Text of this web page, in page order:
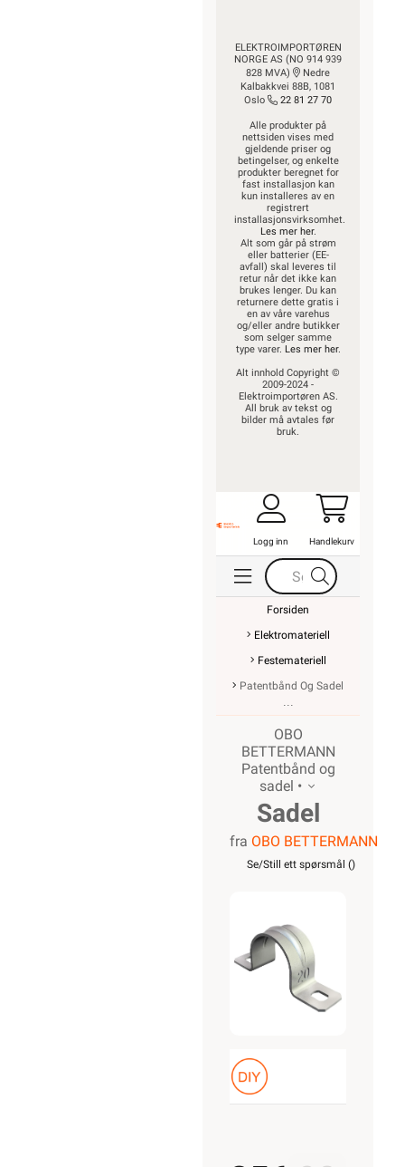
ELEKTROIMPORTØREN
NORGE AS (NO 914 939
828 MVA)
Nedre
Kalbakkvei 88B, 1081
Oslo
22 81 27 70
Alle produkter på
nettsiden vises med
gjeldende priser og
betingelser, og enkelte
produkter beregnet for
fast installasjon kan
kun installeres av en
registrert
installasjonsvirksomhet.
Les mer her.
Alt som går på strøm
eller batterier (EE-
avfall) skal leveres til
retur når det ikke kan
brukes lenger. Du kan
returnere dette gratis i
en av våre varehus
og/eller andre butikker
som selger samme
type varer. Les mer her.
Alt innhold Copyright ©
2009-2024 -
Elektroimportøren AS.
All bruk av tekst og
bilder må avtales før
bruk.
Logg inn Handlekurv
Forsiden
Elektromateriell
Festemateriell
Patentbånd Og Sadel
OBO
BETTERMANN
Patentbånd og
sadel •
Sadel
16mm
fra OBO BETTERMANN
Se/Still ett spørsmål ()